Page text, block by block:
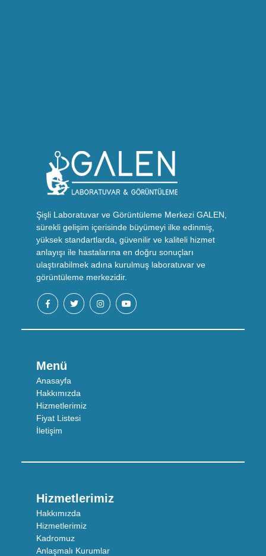
Şişli Laboratuvar ve Görüntüleme Merkezi GALEN,
sürekli gelişim içerisinde büyümeyi ilke edinmiş,
yüksek standartlarda, güvenilir ve kaliteli hizmet
anlayışı ile hastalarına en doğru sonuçları
ulaştırabilmek adına kurulmuş laboratuvar ve
görüntüleme merkezidir.
Menü
Anasayfa
Hakkımızda
Hizmetlerimiz
Fiyat Listesi
İletişim
Hizmetlerimiz
Hakkımızda
Hizmetlerimiz
Kadromuz
Anlaşmalı Kurumlar